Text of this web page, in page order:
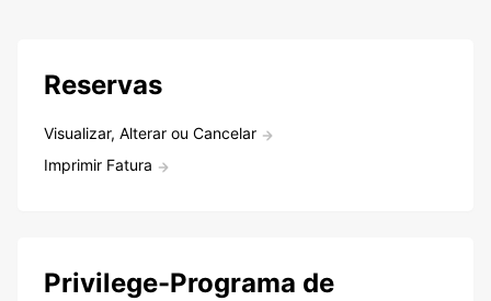
Reservas
Visualizar, Alterar ou Cancelar
Imprimir Fatura
Privilege-Programa de